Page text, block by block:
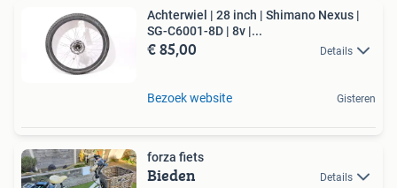
Achterwiel | 28 inch | Shimano Nexus |
SG-C6001-8D | 8v |...
€ 85,00 Details
Bezoek website Gisteren
forza fiets
Bieden Details